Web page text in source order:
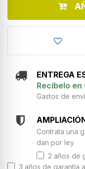
ENTREGA
Recíbelo
Gastos de
Contrata una
dan por ley
2 años de
3 años de garantía